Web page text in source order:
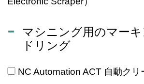
マシニング用のマー
ドリング
NC Automation ACT 自動クリ